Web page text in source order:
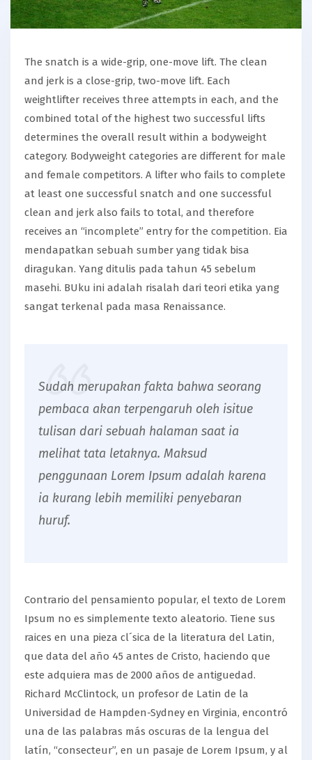
The snatch is a wide-grip, one-move lift. The clean
and jerk is a close-grip, two-move lift. Each
weightlifter receives three attempts in each, and the
combined total of the highest two successful lifts
determines the overall result within a bodyweight
category. Bodyweight categories are different for male
and female competitors. A lifter who fails to complete
at least one successful snatch and one successful
clean and jerk also fails to total, and therefore
receives an “incomplete” entry for the competition. Eia
mendapatkan sebuah sumber yang tidak bisa
diragukan. Yang ditulis pada tahun 45 sebelum
masehi. BUku ini adalah risalah dari teori etika yang
sangat terkenal pada masa Renaissance.
Sudah merupakan fakta bahwa seorang
pembaca akan terpengaruh oleh isitue
tulisan dari sebuah halaman saat ia
melihat tata letaknya. Maksud
penggunaan Lorem Ipsum adalah karena
ia kurang lebih memiliki penyebaran
huruf.
Contrario del pensamiento popular, el texto de Lorem
Ipsum no es simplemente texto aleatorio. Tiene sus
raices en una pieza cl´sica de la literatura del Latin,
que data del año 45 antes de Cristo, haciendo que
este adquiera mas de 2000 años de antiguedad.
Richard McClintock, un profesor de Latin de la
Universidad de Hampden-Sydney en Virginia, encontró
una de las palabras más oscuras de la lengua del
latín, “consecteur”, en un pasaje de Lorem Ipsum, y al